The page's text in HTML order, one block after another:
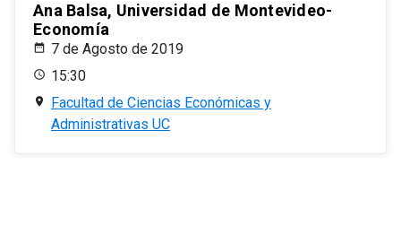
Ana Balsa, Universidad de Montevideo-
Economía
7 de Agosto de 2019
15:30
Facultad de Ciencias Económicas y
Administrativas UC